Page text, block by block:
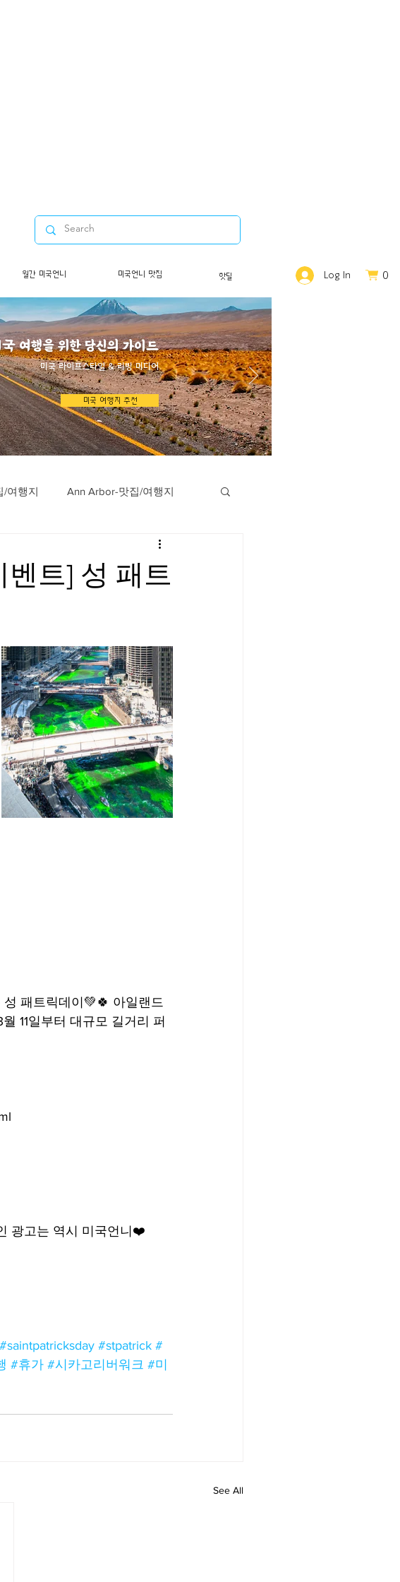
여행을 위한 당신의 가이드
​미국 라이프스타일 & 리빙 미디어
미국 여행지 추천
/여행지 Ann Arbor-맛집/여행지
Austin-맛집/여행지
Boone-맛집/여행지
Woods-맛집/여행지
Calipatria-맛집/여행지
트] 성 패트
패트릭데이💚🍀 아일랜드
11일부터 대규모 길거리 퍼
광고는 역시 미국언니❤️
#saintpatricksday #stpatrick #
#휴가 #시카고리버워크 #미
See All
월간 미국언니 미국언니 맛집 핫딜 Log In 0